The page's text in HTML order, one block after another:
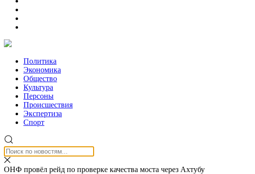
Политика
Экономика
Общество
Культура
Персоны
Происшествия
Экспертиза
Спорт
ОНФ провёл рейд по проверке качества моста через Ахтубу